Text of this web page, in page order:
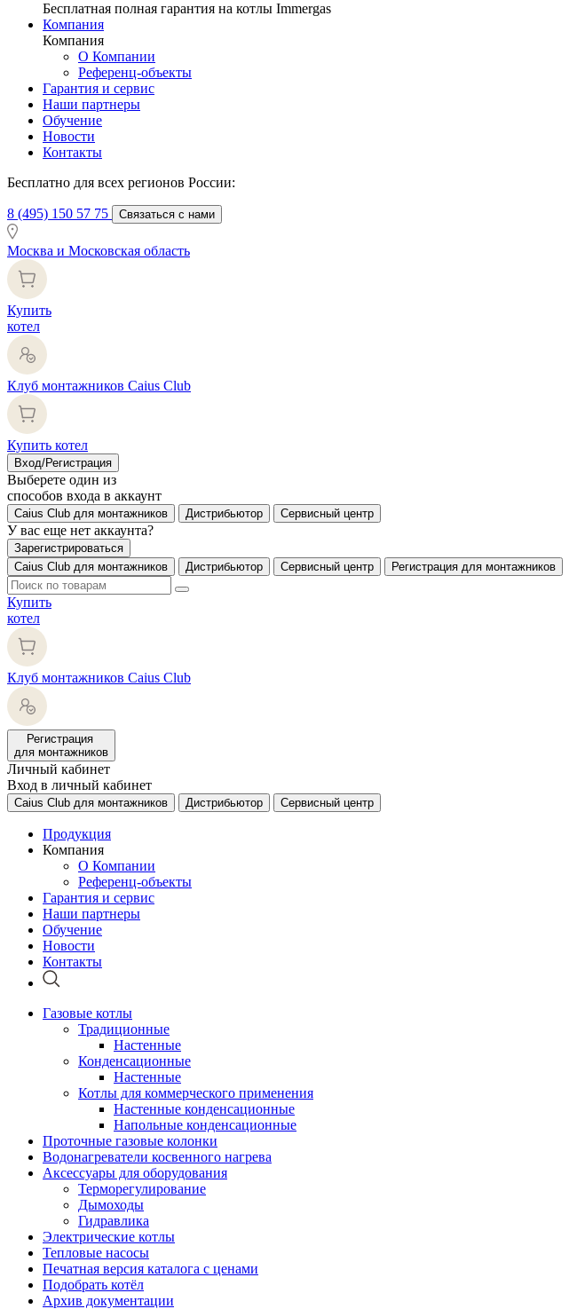
Бесплатная полная гарантия на котлы Immergas
Компания
Компания
О Компании
Референц-объекты
Гарантия и сервис
Наши партнеры
Обучение
Новости
Контакты
Бесплатно для всех регионов России:
8 (495) 150 57 75 Связаться с нами
Москва и Московская область
Купить
котел
Клуб монтажников Caius Club
Купить котел
Вход/Регистрация
Выберете один из
способов входа в аккаунт
Caius Club для монтажников Дистрибьютор Сервисный центр
У вас еще нет аккаунта?
Зарегистрироваться
Caius Club для монтажников
Дистрибьютор Сервисный центр Регистрация для монтажников
Купить
котел
Клуб монтажников Caius Club
Регистрация
для монтажников
Личный кабинет
Вход в личный кабинет
Caius Club для монтажников Дистрибьютор Сервисный центр
Продукция
Компания
О Компании
Референц-объекты
Гарантия и сервис
Наши партнеры
Обучение
Новости
Контакты
Газовые котлы
Традиционные
Настенные
Конденсационные
Настенные
Котлы для коммерческого применения
Настенные конденсационные
Напольные конденсационные
Проточные газовые колонки
Водонагреватели косвенного нагрева
Аксессуары для оборудования
Терморегулирование
Дымоходы
Гидравлика
Электрические котлы
Тепловые насосы
Печатная версия каталога с ценами
Подобрать котёл
Архив документации